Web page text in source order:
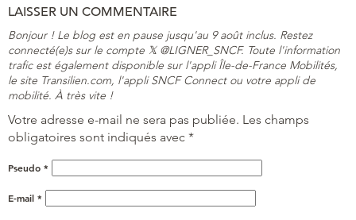
LAISSER UN COMMENTAIRE
Bonjour ! Le blog est en pause jusqu'au 9 août inclus. Restez
connecté(e)s sur le compte 𝕏 @LIGNER_SNCF. Toute l'information
trafic est également disponible sur l'appli Île-de-France Mobilités,
le site Transilien.com, l'appli SNCF Connect ou votre appli de
mobilité. À très vite !
Votre adresse e-mail ne sera pas publiée. Les champs
obligatoires sont indiqués avec *
Pseudo *
E-mail *